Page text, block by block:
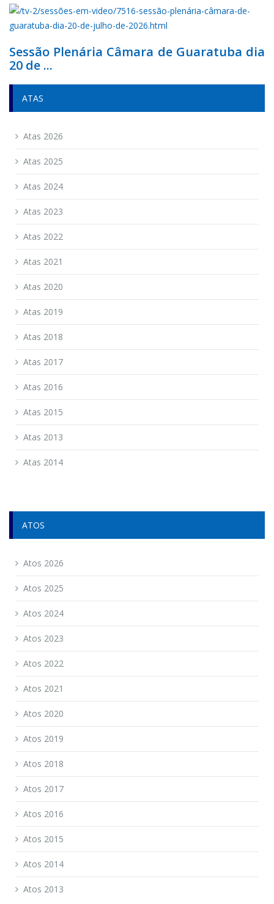
Sessão Plenária Câmara de Guaratuba dia
20 de ...
ATAS
Atas 2026
Atas 2025
Atas 2024
Atas 2023
Atas 2022
Atas 2021
Atas 2020
Atas 2019
Atas 2018
Atas 2017
Atas 2016
Atas 2015
Atas 2013
Atas 2014
ATOS
Atos 2026
Atos 2025
Atos 2024
Atos 2023
Atos 2022
Atos 2021
Atos 2020
Atos 2019
Atos 2018
Atos 2017
Atos 2016
Atos 2015
Atos 2014
Atos 2013